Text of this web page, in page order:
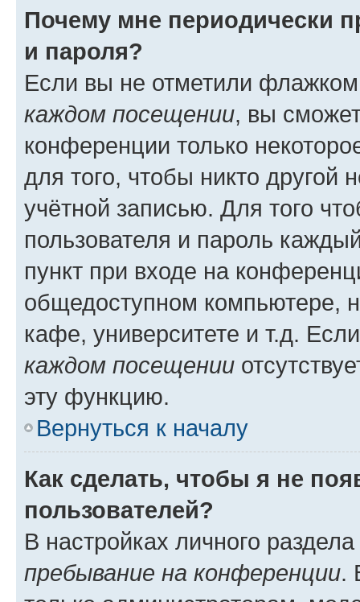
Почему мне периодически
и пароля?
Если вы не отметили
каждом посещении, вы
конференции только
для того, чтобы никто другой
учётной записью. Для того
пользователя и пароль
пункт при входе на
общедоступном компьютере,
кафе, университете и т.д.
каждом посещении
эту функцию.
Вернуться к началу
Как сделать, чтобы я не
пользователей?
В настройках личного
пребывание на конференции.